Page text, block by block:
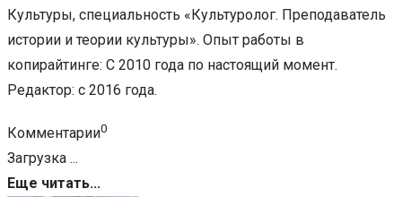
Культуры, специальность «Культуролог. Преподаватель
истории и теории культуры». Опыт работы в
копирайтинге: С 2010 года по настоящий момент.
Редактор: с 2016 года.
Комментарии0
Загрузка ...
Еще читать...